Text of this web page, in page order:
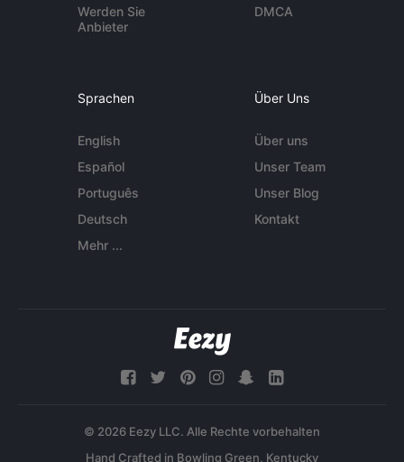
Werden Sie
Anbieter
DMCA
Sprachen
English
Español
Português
Deutsch
Mehr ...
Über Uns
Über uns
Unser Team
Unser Blog
Kontakt
© 2026 Eezy LLC. Alle Rechte vorbehalten